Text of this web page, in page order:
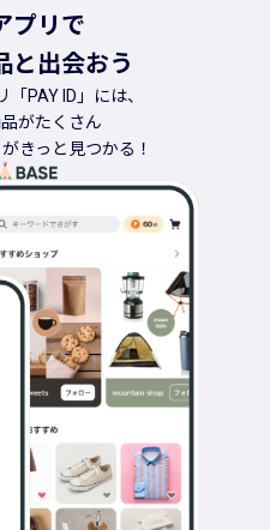
プリで
と出会おう
PAY ID」には、
がたくさん
きっと見つかる！